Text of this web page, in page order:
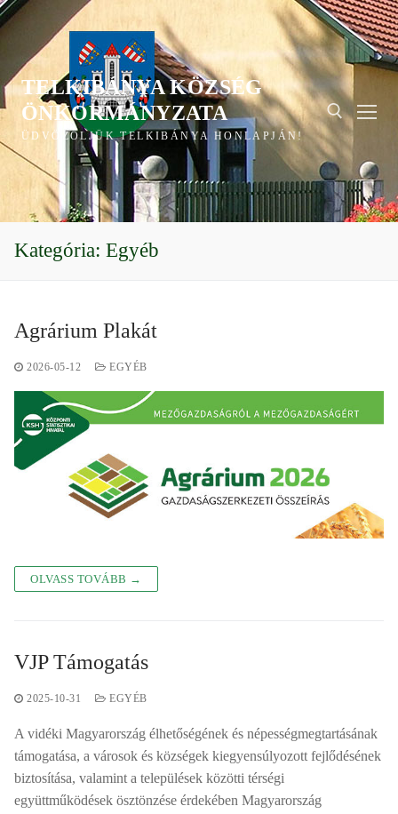
Ugrás
a
tartalomra
TELKIBÁNYA KÖZSÉG
ÖNKORMÁNYZATA
ÜDVÖZÖLJÜK TELKIBÁNYA HONLAPJÁN!
Keresése:
Kategória: Egyéb
Agrárium Plakát
2026-05-12 EGYÉB
OLVASS TOVÁBB →
VJP Támogatás
2025-10-31 EGYÉB
A vidéki Magyarország élhetőségének és népességmegtartásának
támogatása, a városok és községek kiegyensúlyozott fejlődésének
biztosítása, valamint a települések közötti térségi
együttműködések ösztönzése érdekében Magyarország